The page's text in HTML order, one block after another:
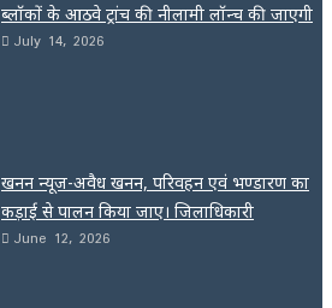
ब्लॉकों के आठवे ट्रांच की नीलामी लॉन्च की जाएगी
July 14, 2026
खनन न्यूज-अवैध खनन, परिवहन एवं भण्डारण का
कड़ाई से पालन किया जाए। जिलाधिकारी
June 12, 2026